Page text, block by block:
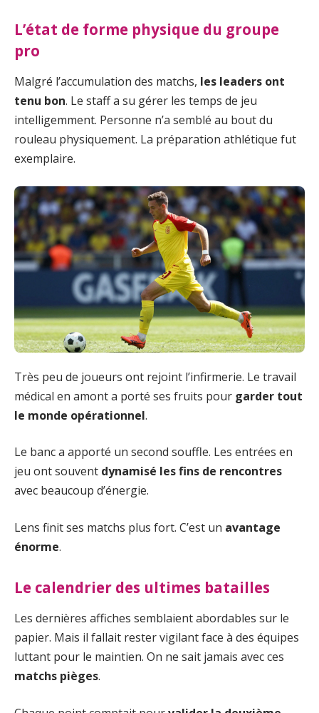
L’état de forme physique du groupe
pro
Malgré l’accumulation des matchs, les leaders ont
tenu bon. Le staff a su gérer les temps de jeu
intelligemment. Personne n’a semblé au bout du
rouleau physiquement. La préparation athlétique fut
exemplaire.
Très peu de joueurs ont rejoint l’infirmerie. Le travail
médical en amont a porté ses fruits pour garder tout
le monde opérationnel.
Le banc a apporté un second souffle. Les entrées en
jeu ont souvent dynamisé les fins de rencontres
avec beaucoup d’énergie.
Lens finit ses matchs plus fort. C’est un avantage
énorme.
Le calendrier des ultimes batailles
Les dernières affiches semblaient abordables sur le
papier. Mais il fallait rester vigilant face à des équipes
luttant pour le maintien. On ne sait jamais avec ces
matchs pièges.